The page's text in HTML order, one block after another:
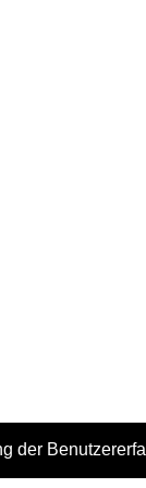
der